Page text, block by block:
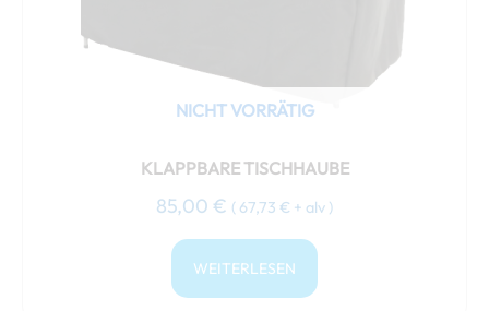
NICHT VORRÄTIG
KLAPPBARE TISCHHAUBE
85,00 € ( 67,73 € + alv )
WEITERLESEN